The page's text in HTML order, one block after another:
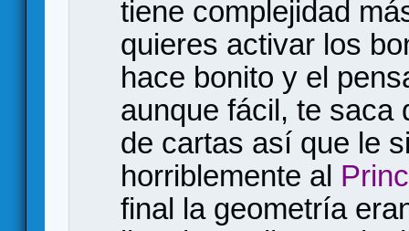
tiene complejidad
quieres activar los
hace bonito y el
aunque fácil, te saca
de cartas así que le
horriblemente al
final la geometría